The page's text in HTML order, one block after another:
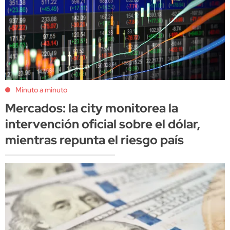
Minuto a minuto
Mercados: la city monitorea la
intervención oficial sobre el dólar,
mientras repunta el riesgo país